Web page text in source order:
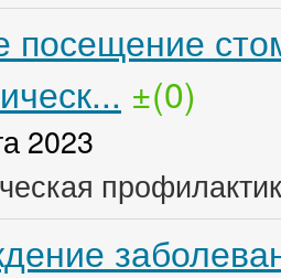
посещение
±(0)
2023